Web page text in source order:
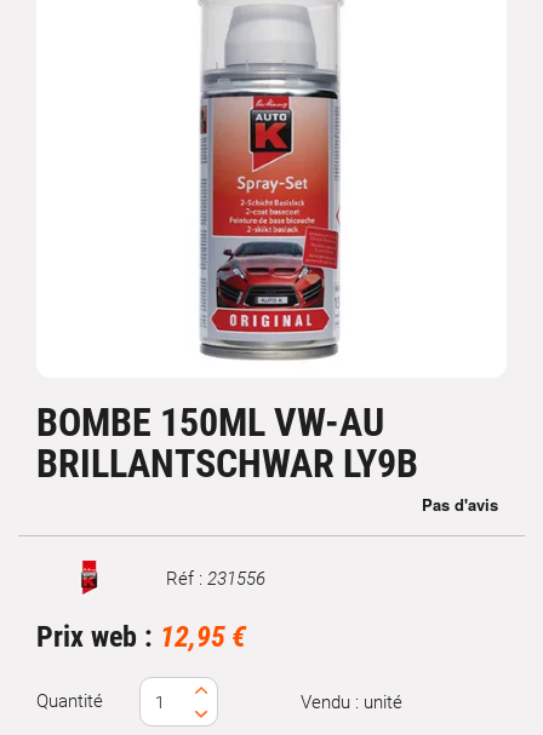
BOMBE 150ML VW-AU
BRILLANTSCHWAR LY9B
Marque Réf : 231556
Prix web : 12,95 €
Quantité Vendu : unité